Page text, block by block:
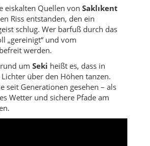
eiskalten Quellen von Saklıkent
Riss entstanden, den ein
schlug. Wer barfuß durch das
„gereinigt“ und vom
werden.
um Seki heißt es, dass in
über den Höhen tanzen.
seit Generationen gesehen – als
Wetter und sichere Pfade am